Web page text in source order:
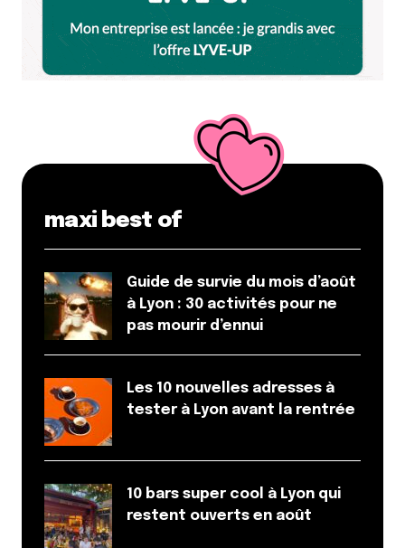
maxi best of
Guide de survie du mois d’août
à Lyon : 30 activités pour ne
pas mourir d’ennui
Les 10 nouvelles adresses à
tester à Lyon avant la rentrée
10 bars super cool à Lyon qui
restent ouverts en août